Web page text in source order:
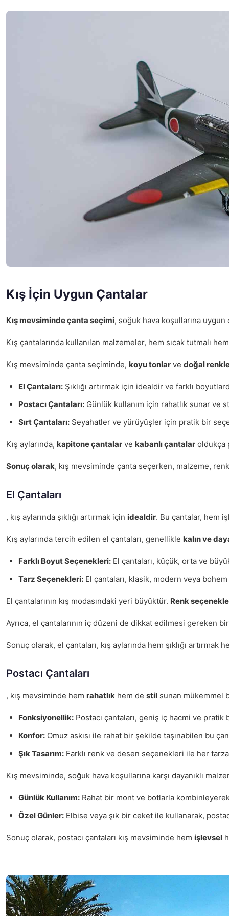
Kış İçin Uygun Çantalar
Kış mevsiminde çanta seçimi, soğuk hava koşullarına uygun
Kış çantalarında kullanılan malzemeler, hem sıcak tutmalı
Kış mevsiminde çanta seçiminde, koyu tonlar ve doğal
El Çantaları: Şıklığı artırmak için idealdir ve farklı
Postacı Çantaları: Günlük kullanım için rahatlık sunar ve
Sırt Çantaları: Seyahatler ve yürüyüşler için pratik bir
Kış aylarında, kapitone çantalar ve kabanlı çantalar oldukça
Sonuç olarak, kış mevsiminde çanta seçerken, malzeme,
El Çantaları
, kış aylarında şıklığı artırmak için idealdir. Bu çantalar, hem
Kış aylarında tercih edilen el çantaları, genellikle kalın ve
Farklı Boyut Seçenekleri: El çantaları, küçük, orta ve
Tarz Seçenekleri: El çantaları, klasik, modern veya
El çantalarının kış modasındaki yeri büyüktür. Renk
Ayrıca, el çantalarının iç düzeni de dikkat edilmesi gereken
Sonuç olarak, el çantaları, kış aylarında hem şıklığı
Postacı Çantaları
, kış mevsiminde hem rahatlık hem de stil sunan mükemmel
Fonksiyonellik: Postacı çantaları, geniş iç hacmi ve pratik
Konfor: Omuz askısı ile rahat bir şekilde taşınabilen bu
Şık Tasarım: Farklı renk ve desen seçenekleri ile her
Kış mevsiminde, soğuk hava koşullarına karşı dayanıklı
Günlük Kullanım: Rahat bir mont ve botlarla
Özel Günler: Elbise veya şık bir ceket ile kullanarak,
Sonuç olarak, postacı çantaları kış mevsiminde hem işlevsel